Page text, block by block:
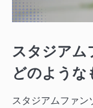
スタジアム
どのような
スタジアムファ